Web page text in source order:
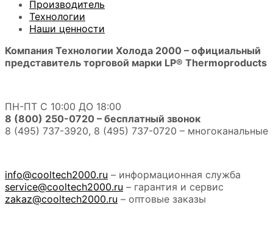
Производитель
Технологии
Наши ценности
Компания Технологии Холода 2000 – официальный
представитель торговой марки LP® Thermoproducts
ПН-ПТ С 10:00 ДО 18:00
8 (800) 250-0720 – бесплатный звонок
8 (495) 737-3920, 8 (495) 737-0720 – многоканальные
info@cooltech2000.ru – информационная служба
service@cooltech2000.ru – гарантия и сервис
zakaz@cooltech2000.ru – оптовые заказы